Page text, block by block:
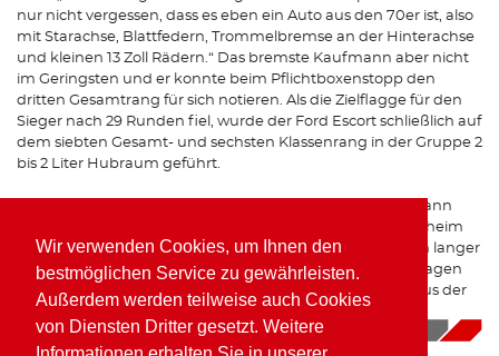
Wir verwenden Cookies, um Ihnen den
bestmöglichen Service zu gewährleisten.
Außerdem werden teilweise auch Cookies
von Diensten Dritter gesetzt. Weitere
nur nicht vergessen, dass es eben ein Auto aus den 70er ist, also
mit Starachse, Blattfedern, Trommelbremse an der Hinterachse
und kleinen 13 Zoll Rädern.“ Das bremste Kaufmann aber nicht
im Geringsten und er konnte beim Pflichtboxenstopp den
dritten Gesamtrang für sich notieren. Als die Zielflagge für den
Sieger nach 29 Runden fiel, wurde der Ford Escort schließlich auf
dem siebten Gesamt- und sechsten Klassenrang in der Gruppe 2
bis 2 Liter Hubraum geführt.
Schon in weniger als zwei Wochen reist Wolfgang Kaufmann
wieder nach Hockenheim. Dann steht die Bosch Hockenheim
Historic – Das Jim Clark Revival auf dem Programm. Nach langer
Pause wird der Westerwälder wieder einen Formelrennwagen
pilotieren, einen historischen March 782 BMW Formel 2 aus der
17.04.2019